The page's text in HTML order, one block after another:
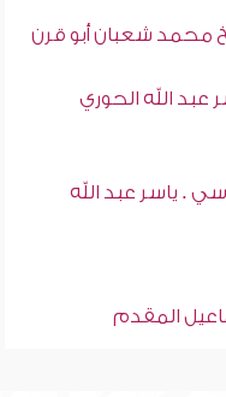
محمد شعبان أبو قرن
عبد الله الحوري
. ياسر عبد الله